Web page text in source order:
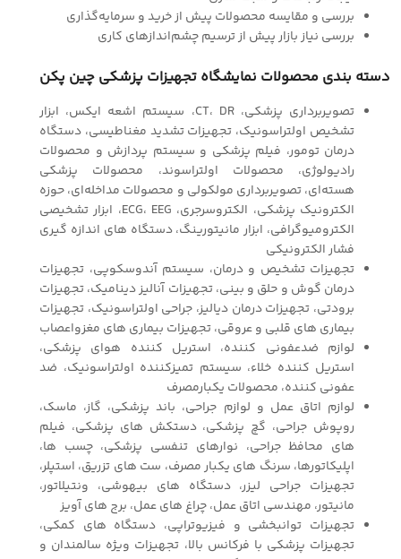
بررسی و مقایسه محصولات پیش از خرید و سرمایه‌گذاری
بررسی نیاز بازار پیش از ترسیم چشم‌اندازهای کاری
دسته بندی محصولات نمایشگاه تجهیزات پزشکی چین پکن
تصویربرداری پزشکی، CT، DR، سیستم اشعه ایکس، ابزار
تشخیص اولتراسونیک، تجهیزات تشدید مغناطیسی، دستگاه
درمان تومور، فیلم پزشکی و سیستم پردازش و محصولات
رادیولوژی، محصولات اولتراسوند، محصولات پزشکی
هسته‌ای، تصویربرداری مولکولی و محصولات مداخله‌ای، حوزه
الکترونیک پزشکی، الکتروسرجری، ECG، EEG، ابزار تشخیصی
الکترومیوگرافی، ابزار مانیتورینگ، دستگاه های اندازه گیری
فشار الکترونیکی
تجهیزات تشخیص و درمان، سیستم آندوسکوپی، تجهیزات
درمان گوش و حلق و بینی، تجهیزات آنالیز دینامیک، تجهیزات
برودتی، تجهیزات درمان دیالیز، جراحی اولتراسونیک، تجهیزات
بیماری های قلبی و عروقی، تجهیزات بیماری های مغزواعصاب
لوازم ضدعفونی کننده، استریل کننده هوای پزشکی،
استریل کننده خلاء، سیستم تمیزکننده اولتراسونیک، ضد
عفونی کننده، محصولات یکبارمصرف
لوازم اتاق عمل و لوازم جراحی، باند پزشکی، گاز، ماسک،
روپوش جراحی، گچ پزشکی، دستکش های پزشکی، فیلم
های محافظ جراحی، نوارهای تنفسی پزشکی، چسب ها،
اپلیکاتورها، سرنگ های یکبار مصرف، ست های تزریق، استپلر،
تجهیزات جراحی لیزر، دستگاه های بیهوشی، ونتیلاتور،
مانیتور، مهندسی اتاق عمل، چراغ های عمل، برج های آویز
تجهیزات توانبخشی و فیزیوتراپی، دستگاه های کمکی،
تجهیزات پزشکی با فرکانس بالا، تجهیزات ویژه سالمندان و